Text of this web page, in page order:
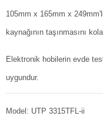
105mm x 165mm x
kaynağının taşınmasını
Elektronik hobilerin evde
uygundur.
Model: UTP 3315TFL-ii